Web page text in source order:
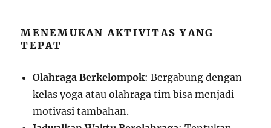
MENEMUKAN AKTIVITAS YANG
TEPAT
Olahraga Berkelompok: Bergabung dengan
kelas yoga atau olahraga tim bisa menjadi
motivasi tambahan.